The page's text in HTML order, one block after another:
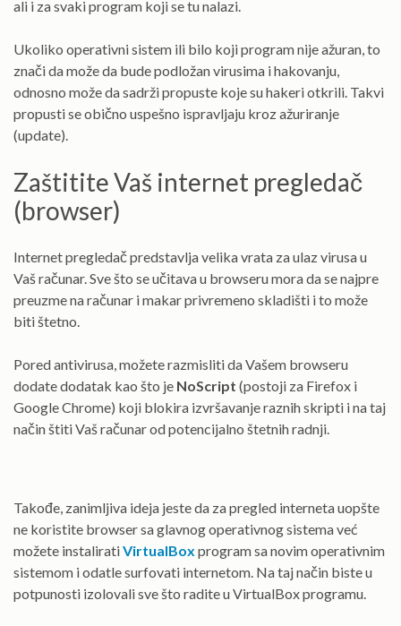
ali i za svaki program koji se tu nalazi.
Ukoliko operativni sistem ili bilo koji program nije ažuran, to
znači da može da bude podložan virusima i hakovanju,
odnosno može da sadrži propuste koje su hakeri otkrili. Takvi
propusti se obično uspešno ispravljaju kroz ažuriranje
(update).
Zaštitite Vaš internet pregledač
(browser)
Internet pregledač predstavlja velika vrata za ulaz virusa u
Vaš računar. Sve što se učitava u browseru mora da se najpre
preuzme na računar i makar privremeno skladišti i to može
biti štetno.
Pored antivirusa, možete razmisliti da Vašem browseru
dodate dodatak kao što je NoScript (postoji za Firefox i
Google Chrome) koji blokira izvršavanje raznih skripti i na taj
način štiti Vaš računar od potencijalno štetnih radnji.
Takođe, zanimljiva ideja jeste da za pregled interneta uopšte
ne koristite browser sa glavnog operativnog sistema već
možete instaliratiVirtualBox program sa novim operativnim
sistemom i odatle surfovati internetom. Na taj način biste u
potpunosti izolovali sve što radite u VirtualBox programu.